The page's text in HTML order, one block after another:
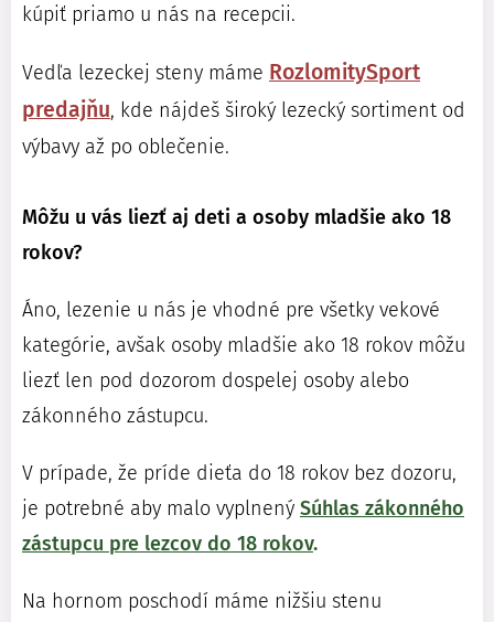
kúpiť priamo u nás na recepcii.
Vedľa lezeckej steny máme RozlomitySport
predajňu, kde nájdeš široký lezecký sortiment od
výbavy až po oblečenie.
Môžu u vás liezť aj deti a osoby mladšie ako 18
rokov?
Áno, lezenie u nás je vhodné pre všetky vekové
kategórie, avšak osoby mladšie ako 18 rokov môžu
liezť len pod dozorom dospelej osoby alebo
zákonného zástupcu.
V prípade, že príde dieťa do 18 rokov bez dozoru,
je potrebné aby malo vyplnený Súhlas zákonného
zástupcu pre lezcov do 18 rokov.
Na hornom poschodí máme nižšiu stenu